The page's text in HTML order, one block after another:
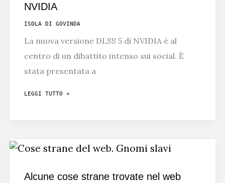
NVIDIA
ISOLA DI GOVINDA
La nuova versione DLSS 5 di NVIDIA è al
centro di un dibattito intenso sui social. È
stata presentata a
IL
VERSIONE
LEGGI TUTTO »
Alcune cose strane trovate nel web